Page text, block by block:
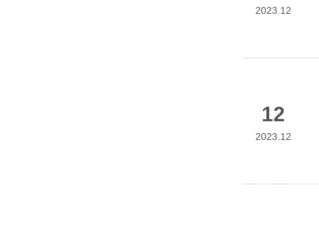
2023.12
12
2023.12